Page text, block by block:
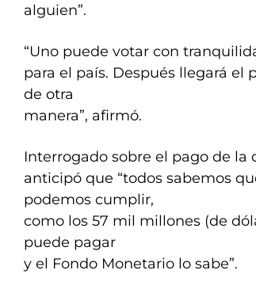
alguien”.
“Uno puede votar con
para el país. Después llegará el
de otra
manera”, afirmó.
Interrogado sobre el pago de la
anticipó que “todos sabemos
podemos cumplir,
como los 57 mil millones (de
puede pagar
y el Fondo Monetario lo sabe”.